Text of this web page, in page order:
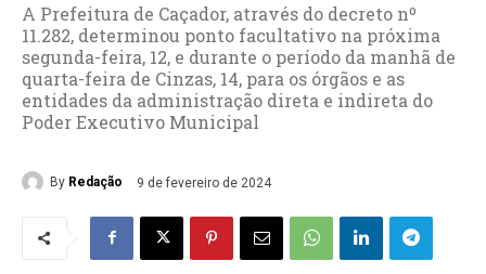
A Prefeitura de Caçador, através do decreto nº
11.282, determinou ponto facultativo na próxima
segunda-feira, 12, e durante o período da manhã de
quarta-feira de Cinzas, 14, para os órgãos e as
entidades da administração direta e indireta do
Poder Executivo Municipal
By Redação 9 de fevereiro de 2024